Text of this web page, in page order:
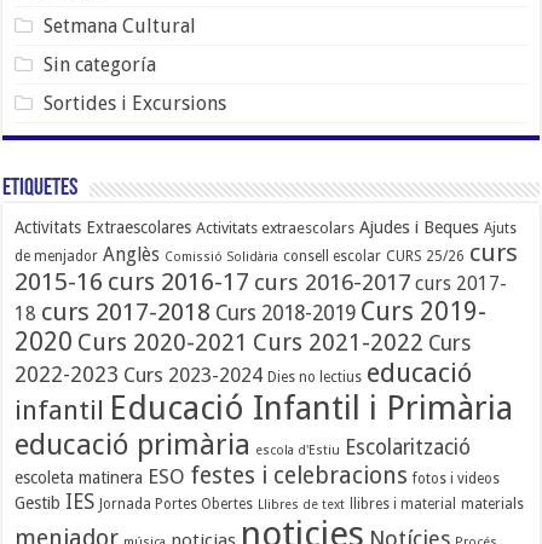
Setmana Cultural
Sin categoría
Sortides i Excursions
Etiquetes
Activitats Extraescolares Activitats extraescolars Ajudes i Beques Ajuts
de menjador Anglès Comissió Solidària consell escolar CURS 25/26 curs
2015-16 curs 2016-17 curs 2016-2017 curs 2017-
18 curs 2017-2018 Curs 2018-2019 Curs 2019-
2020 Curs 2020-2021 Curs 2021-2022 Curs
2022-2023 Curs 2023-2024 Dies no lectius educació
infantil Educació Infantil i Primària
educació primària escola d'Estiu Escolarització
escoleta matinera ESO festes i celebracions fotos i videos
Gestib IES Jornada Portes Obertes Llibres de text llibres i material materials
noticies Notícies